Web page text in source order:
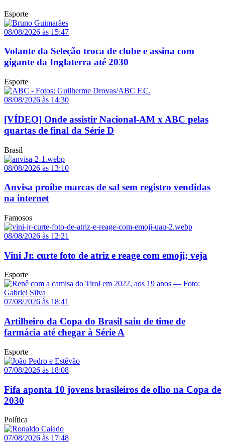
Esporte
08/08/2026 às 15:47
Volante da Seleção troca de clube e assina com
gigante da Inglaterra até 2030
Esporte
08/08/2026 às 14:30
[VÍDEO] Onde assistir Nacional-AM x ABC pelas
quartas de final da Série D
Brasil
08/08/2026 às 13:10
Anvisa proíbe marcas de sal sem registro vendidas
na internet
Famosos
08/08/2026 às 12:21
Vini Jr. curte foto de atriz e reage com emoji; veja
Esporte
07/08/2026 às 18:41
Artilheiro da Copa do Brasil saiu de time de
farmácia até chegar à Série A
Esporte
07/08/2026 às 18:08
Fifa aponta 10 jovens brasileiros de olho na Copa de
2030
Política
07/08/2026 às 17:48